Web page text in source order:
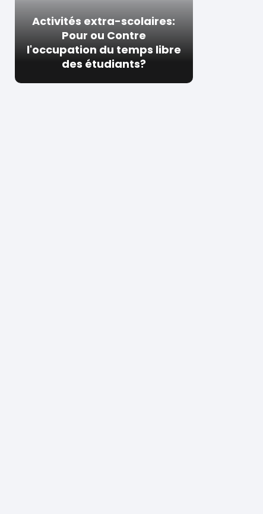
Activités extra-scolaires:
Pour ou Contre
l'occupation du temps libre
des étudiants?